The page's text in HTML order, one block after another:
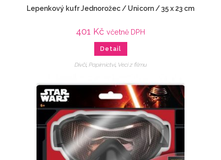
Lepenkový kufr Jednorožec / Unicorn / 35 x 23 cm
401 Kč včetně DPH
Detail
Dívčí, Papírnictví, Veci z filmu